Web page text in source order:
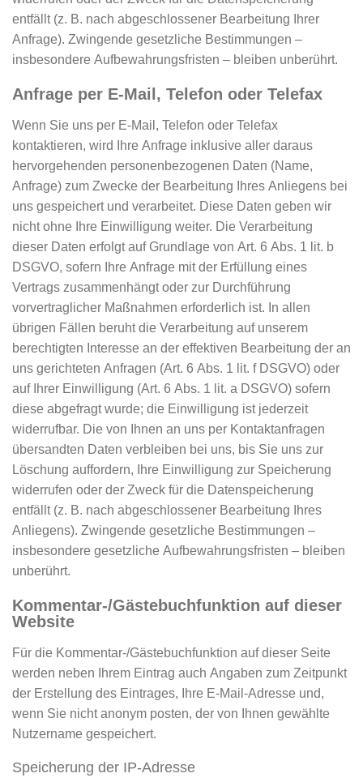
entfällt (z. B. nach abgeschlossener Bearbeitung Ihrer
Anfrage). Zwingende gesetzliche Bestimmungen –
insbesondere Aufbewahrungsfristen – bleiben unberührt.
Anfrage per E-Mail, Telefon oder Telefax
Wenn Sie uns per E-Mail, Telefon oder Telefax
kontaktieren, wird Ihre Anfrage inklusive aller daraus
hervorgehenden personenbezogenen Daten (Name,
Anfrage) zum Zwecke der Bearbeitung Ihres Anliegens bei
uns gespeichert und verarbeitet. Diese Daten geben wir
nicht ohne Ihre Einwilligung weiter. Die Verarbeitung
dieser Daten erfolgt auf Grundlage von Art. 6 Abs. 1 lit. b
DSGVO, sofern Ihre Anfrage mit der Erfüllung eines
Vertrags zusammenhängt oder zur Durchführung
vorvertraglicher Maßnahmen erforderlich ist. In allen
übrigen Fällen beruht die Verarbeitung auf unserem
berechtigten Interesse an der effektiven Bearbeitung der an
uns gerichteten Anfragen (Art. 6 Abs. 1 lit. f DSGVO) oder
auf Ihrer Einwilligung (Art. 6 Abs. 1 lit. a DSGVO) sofern
diese abgefragt wurde; die Einwilligung ist jederzeit
widerrufbar. Die von Ihnen an uns per Kontaktanfragen
übersandten Daten verbleiben bei uns, bis Sie uns zur
Löschung auffordern, Ihre Einwilligung zur Speicherung
widerrufen oder der Zweck für die Datenspeicherung
entfällt (z. B. nach abgeschlossener Bearbeitung Ihres
Anliegens). Zwingende gesetzliche Bestimmungen –
insbesondere gesetzliche Aufbewahrungsfristen – bleiben
unberührt.
Kommentar-/Gästebuch­funktion auf dieser
Website
Für die Kommentar-/Gästebuchfunktion auf dieser Seite
werden neben Ihrem Eintrag auch Angaben zum Zeitpunkt
der Erstellung des Eintrages, Ihre E-Mail-Adresse und,
wenn Sie nicht anonym posten, der von Ihnen gewählte
Nutzername gespeichert.
Speicherung der IP-Adresse